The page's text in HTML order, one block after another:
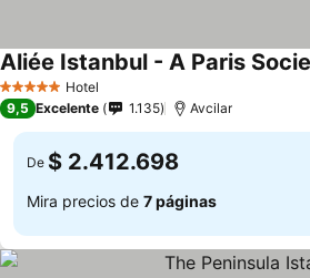
5 Estrellas Hotel
9,5 Excelente 1.135 Avcilar
De $ 2.412.698
Mira precios de 7 páginas